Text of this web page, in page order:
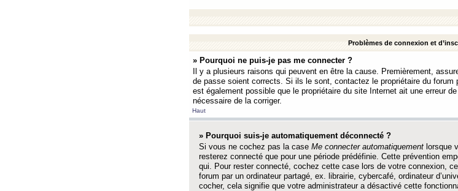
Problèmes de connexion et
» Pourquoi ne puis-je pas me connecter ?
Il y a plusieurs raisons qui peuvent en être la cause. Premièrement,
de passe soient corrects. Si ils le sont, contactez le propriétaire du forum
est également possible que le propriétaire du site Internet ait une erreur
nécessaire de la corriger.
Haut
» Pourquoi suis-je automatiquement déconnecté ?
Si vous ne cochez pas la case Me connecter automatiquement lorsque
resterez connecté que pour une période prédéfinie. Cette prévention
qui. Pour rester connecté, cochez cette case lors de votre connexion,
forum par un ordinateur partagé, ex. librairie, cybercafé, ordinateur
cocher, cela signifie que votre administrateur a désactivé cette